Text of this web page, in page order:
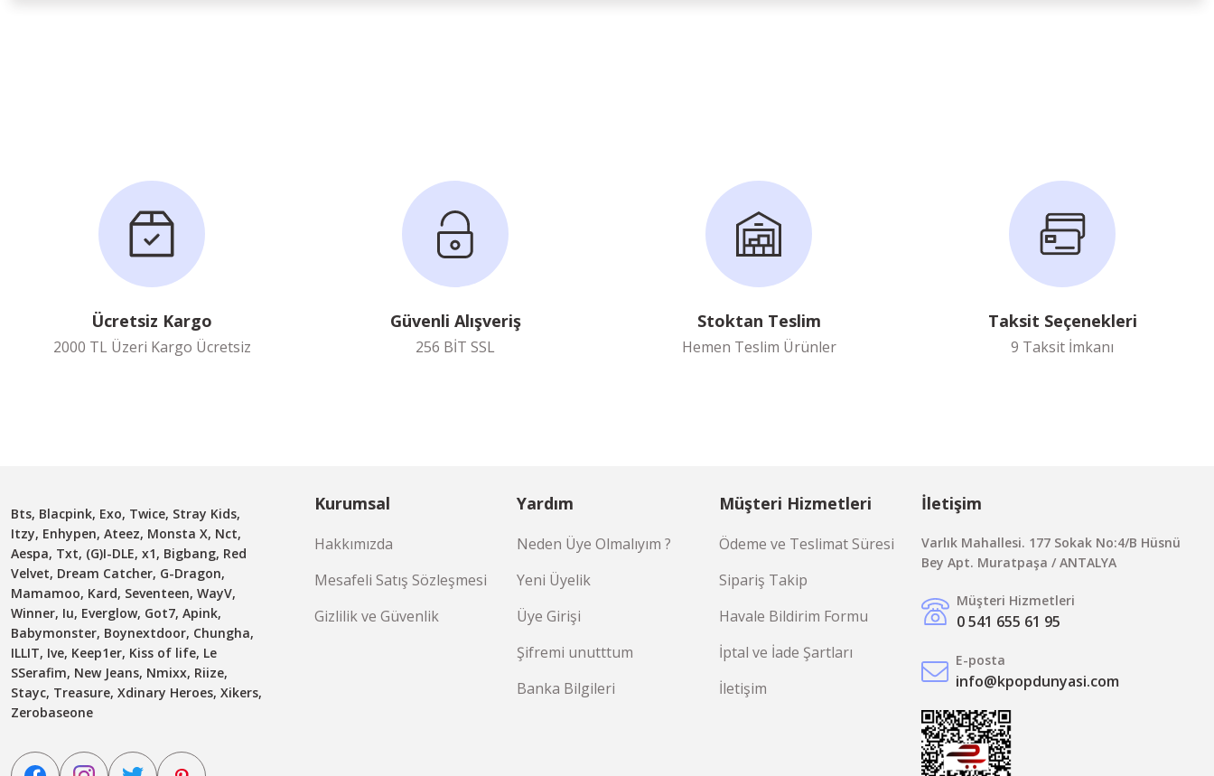
Ücretsiz Kargo
2000 TL Üzeri Kargo Ücretsiz
Güvenli Alışveriş
256 BİT SSL
Stoktan Teslim
Hemen Teslim Ürünler
Taksit Seçenekleri
9 Taksit İmkanı
Bts, Blacpink, Exo, Twice, Stray Kids,
Itzy, Enhypen, Ateez, Monsta X, Nct,
Aespa, Txt, (G)I-DLE, x1, Bigbang, Red
Velvet, Dream Catcher, G-Dragon,
Mamamoo, Kard, Seventeen, WayV,
Winner, Iu, Everglow, Got7, Apink,
Babymonster, Boynextdoor, Chungha,
ILLIT, Ive, Keep1er, Kiss of life, Le
SSerafim, New Jeans, Nmixx, Riize,
Stayc, Treasure, Xdinary Heroes, Xikers,
Zerobaseone
Kurumsal
Hakkımızda
Mesafeli Satış Sözleşmesi
Gizlilik ve Güvenlik
Yardım
Neden Üye Olmalıyım ?
Yeni Üyelik
Üye Girişi
Şifremi unutttum
Banka Bilgileri
Müşteri Hizmetleri
Ödeme ve Teslimat Süresi
Sipariş Takip
Havale Bildirim Formu
İptal ve İade Şartları
İletişim
İletişim
Varlık Mahallesi. 177 Sokak No:4/B Hüsnü
Bey Apt. Muratpaşa / ANTALYA
Müşteri Hizmetleri
0 541 655 61 95
E-posta
info@kpopdunyasi.com